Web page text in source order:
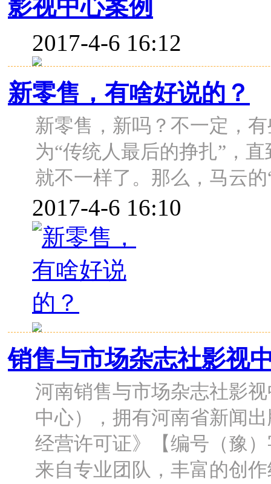
影视中心案例
2017-4-6 16:12
新零售，有啥好说的？
新零售，新吗？不一定，
为“传统人最后的挣扎”，
就不一样了。那么，马云
2017-4-6 16:10
销售与市场杂志社影视
河南销售与市场杂志社影
中心），拥有河南省新闻
经营许可证》【编号（豫
来自专业团队，丰富的创